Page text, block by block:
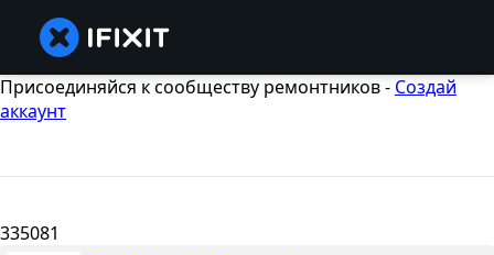
Присоединяйся к сообществу ремонтников - Создай
аккаунт
335081